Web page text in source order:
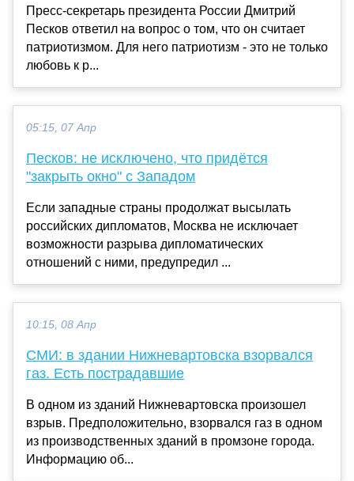
Пресс-секретарь президента России Дмитрий
Песков ответил на вопрос о том, что он считает
патриотизмом. Для него патриотизм - это не только
любовь к р...
05:15, 07 Апр
Песков: не исключено, что придётся
"закрыть окно" с Западом
Если западные страны продолжат высылать
российских дипломатов, Москва не исключает
возможности разрыва дипломатических
отношений с ними, предупредил ...
10:15, 08 Апр
СМИ: в здании Нижневартовска взорвался
газ. Есть пострадавшие
В одном из зданий Нижневартовска произошел
взрыв. Предположительно, взорвался газ в одном
из производственных зданий в промзоне города.
Информацию об...